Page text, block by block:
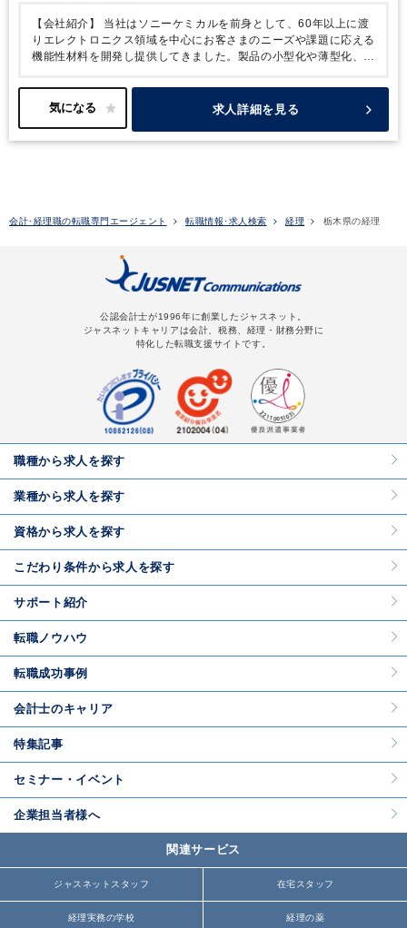
ャリアアップを図っていただきます。
【会社紹介】
当社はソニーケミカルを前身として、60年以上に渡
りエレクトロニクス領域を中心にお客さまのニーズや課題に応える
機能性材料を開発し提供してきました。製品の小型化や薄型化、視
究開発は「材料技術」,「プロセス技術」,「評価技術」,「分析解析
技術」の4つをコア技術としています。これらの技術を進化させ、
す。当社の製品は、スマートフォンをはじめノートPCやタブレッ
を上回る両立支援制度を整備し、男女ともに柔軟な勤務ができるよ
こうした取り組みが評価され、厚生労働省より「くるみんマー
ク」、栃木県鹿沼市より「かぬま子育て応援企業」に認定されまし
ワークライフバランスを実現しながら、長期的にご活躍いた
った中期経営計画に沿った事業拡大に伴い、既存ビジネス領域での
新規顧客の獲得、販売拡大を推進しています。この度は、このよう
な状況下において高度化する会社施策を財務経理面から支える方に
お越しいただき、更なる組織力アップを目指して募集することとな
ファイナンス、子会社管理、経営企画など多様なキャ
リアパスがあり、会社としてもご本人の希望を尊重する柔軟な社風
がございます。定型業務に留まらず、業務効率化・改善なども含
め、主体的に業務を推進し、会社と共に成長してくださる方をお待
求人詳細を見る
会計･経理職の転職専門エージェント 転職情報･求人検索 経理 栃木県の経理
公認会計士が1996年に創業したジャスネット。
ジャスネットキャリアは会計、税務、経理・財務分野に
特化した転職支援サイトです。
職種から求人を探す
業種から求人を探す
資格から求人を探す
こだわり条件から求人を探す
サポート紹介
転職ノウハウ
転職成功事例
会計士のキャリア
特集記事
セミナー・イベント
企業担当者様へ
関連サービス
ジャスネットスタッフ 在宅スタッフ
経理実務の学校 経理の薬